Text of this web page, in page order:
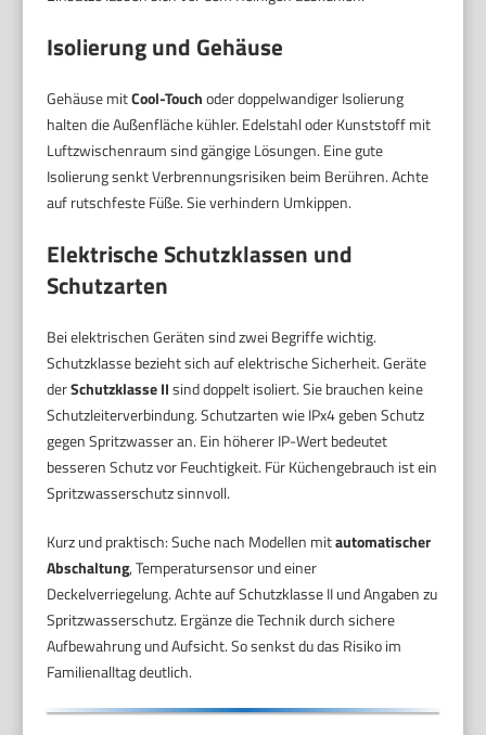
Isolierung und Gehäuse
Gehäuse mitCool-Touchoder doppelwandiger Isolierung
halten die Außenfläche kühler. Edelstahl oder Kunststoff mit
Luftzwischenraum sind gängige Lösungen. Eine gute
Isolierung senkt Verbrennungsrisiken beim Berühren. Achte
auf rutschfeste Füße. Sie verhindern Umkippen.
Elektrische Schutzklassen und
Schutzarten
Bei elektrischen Geräten sind zwei Begriffe wichtig.
Schutzklasse bezieht sich auf elektrische Sicherheit. Geräte
derSchutzklasse IIsind doppelt isoliert. Sie brauchen keine
Schutzleiterverbindung. Schutzarten wie IPx4 geben Schutz
gegen Spritzwasser an. Ein höherer IP-Wert bedeutet
besseren Schutz vor Feuchtigkeit. Für Küchengebrauch ist ein
Spritzwasserschutz sinnvoll.
Kurz und praktisch: Suche nach Modellen mitautomatischer
Abschaltung, Temperatursensor und einer
Deckelverriegelung. Achte auf Schutzklasse II und Angaben zu
Spritzwasserschutz. Ergänze die Technik durch sichere
Aufbewahrung und Aufsicht. So senkst du das Risiko im
Familienalltag deutlich.